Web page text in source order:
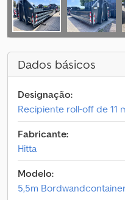
Dados básicos
Designação:
Recipiente roll-off de 11
Fabricante:
Hitta
Modelo:
5,5m